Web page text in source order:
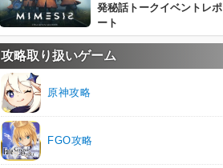
発秘話トークイベントレポ
ート
攻略取り扱いゲーム
原神攻略
FGO攻略